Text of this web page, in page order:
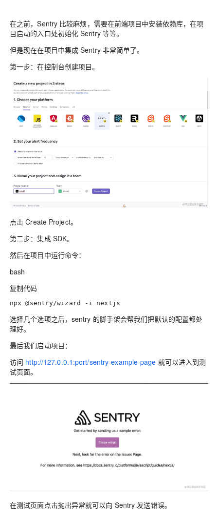
在之前，Sentry 比较麻烦，需要在前端项目中安装依赖库，在项
目启动的入口处初始化 Sentry 等等。
但是现在在项目中集成 Sentry 非常简单了。
第一步：在控制台创建项目。
点击 Create Project。
第二步：集成 SDK。
然后在项目中运行命令：
bash
复制代码
npx @sentry/wizard -i nextjs
选择几个选项之后，sentry 的脚手架会帮我们把默认的配置都处
理好。
最后我们启动项目：
访问 http://127.0.0.1:port/sentry-example-page 就可以进入到测
试页面。
在测试页面点击抛出异常就可以向 Sentry 发送错误。